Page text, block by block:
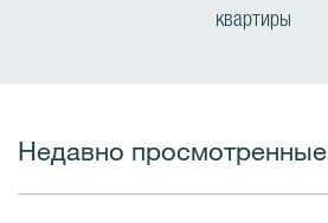
квартиры
Недавно просмотренные